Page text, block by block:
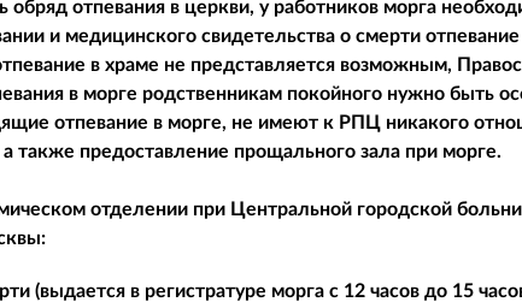
отпевания в церкви, у работников морга
и медицинского свидетельства о смерти
в храме не представляется возможным,
в морге родственникам покойного нужно быть
отпевание в морге, не имеют к РПЦ никакого
также предоставление прощального зала при морге.
отделении при Центральной городской
(выдается в регистратуре морга с 12 часов до 15